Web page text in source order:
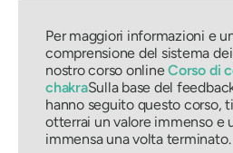
Per maggiori informazioni e
comprensione del sistema
nostro corso onlineCorso di
chakraSulla base del
hanno seguito questo corso,
otterrai un valore immenso e
immensa una volta terminato.